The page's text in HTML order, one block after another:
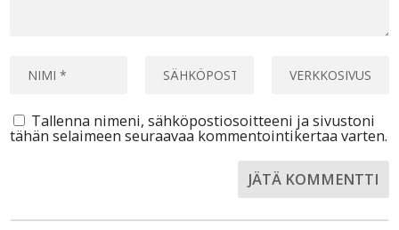
Tallenna nimeni, sähköpostiosoitteeni ja sivustoni
tähän selaimeen seuraavaa kommentointikertaa varten.